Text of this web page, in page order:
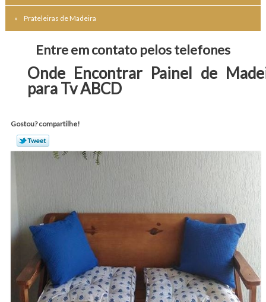
Prateleiras de Madeira
Entre em contato pelos telefones
Onde Encontrar Painel de
para Tv ABCD
Gostou? compartilhe!